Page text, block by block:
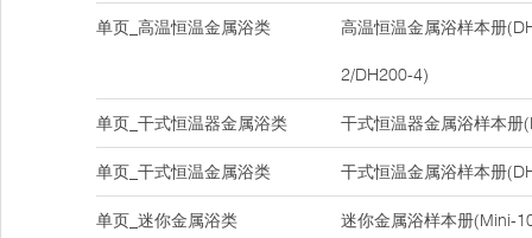
单页_高温恒温金属浴类 高温恒温金属浴样本册
2/DH200-4)
单页_干式恒温器金属浴类 干式恒温器金属浴样本册
单页_干式恒温金属浴类 干式恒温金属浴样本册
单页_迷你金属浴类 迷你金属浴样本册(Mini-